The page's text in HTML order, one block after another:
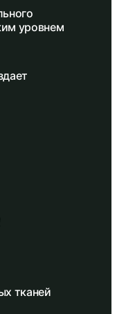
уровнем
тканей